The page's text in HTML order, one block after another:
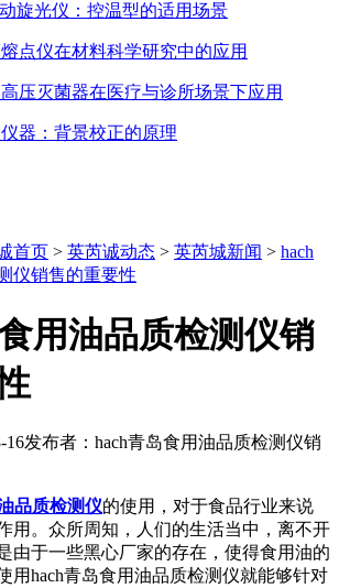
旋光仪：控温型的适用场景
点仪在材料科学研究中的应用
压灭菌器在医疗与诊所场景下应用
器：背景校正的原理
首页 > 英芮诚动态 > 英芮城新闻 > hach
仪销售的重要性
用油品质检测仪销
16发布者：hach青岛食用油品质检测仪销
品质检测仪的使用，对于食品行业来说
用。众所周知，人们的生活当中，离不开
由于一些黑心厂家的存在，使得食用油的
用hach青岛食用油品质检测仪就能够针对